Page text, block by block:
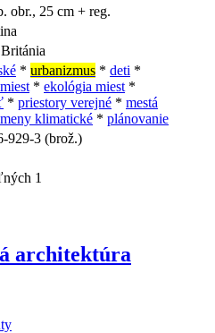
obr., 25 cm + reg.
* urbanizmus * deti *
* ekológia miest *
* priestory verejné * mestá
klimatické * plánovanie
929-3 (brož.)
1
architektúra